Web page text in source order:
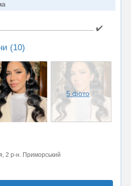
✔️
(10)
5 фото
2 р-н. Приморський